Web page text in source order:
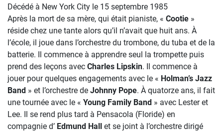
Décédé à New York City le 15 septembre 1985
Après la mort de sa mère, qui était pianiste, « Cootie »
réside chez une tante alors qu’il n’avait que huit ans. À
l’école, il joue dans l’orchestre du trombone, du tuba et de la
batterie. Il commence à apprendre seul la trompette puis
prend des leçons avec Charles Lipskin. Il commence à
jouer pour quelques engagements avec le « Holman’s Jazz
Band » et l’orchestre de Johnny Pope. À quatorze ans, il fait
une tournée avec le « Young Family Band » avec Lester et
Lee. Il se rend plus tard à Pensacola (Floride) en
compagnie d’ Edmund Hall et se joint à l’orchestre dirigé